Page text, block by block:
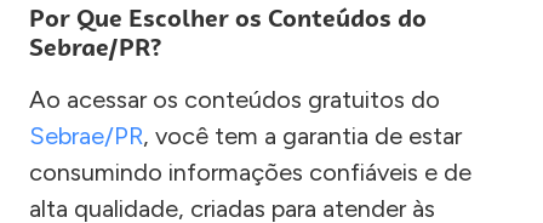
Por Que Escolher os Conteúdos do
Sebrae/PR?
Ao acessar os conteúdos gratuitos do
Sebrae/PR, você tem a garantia de estar
consumindo informações confiáveis e de
alta qualidade, criadas para atender às